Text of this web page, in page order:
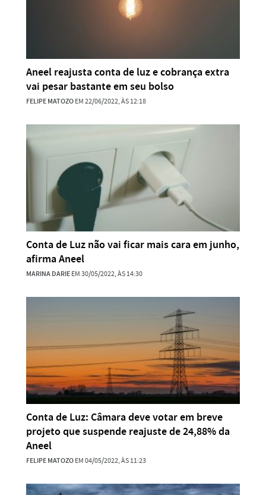
Aneel reajusta conta de luz e cobrança extra
vai pesar bastante em seu bolso
FELIPE MATOZOEM 22/06/2022, ÀS 12:18
Conta de Luz não vai ficar mais cara em junho,
afirma Aneel
MARINA DARIEEM 30/05/2022, ÀS 14:30
Conta de Luz: Câmara deve votar em breve
projeto que suspende reajuste de 24,88% da
Aneel
FELIPE MATOZOEM 04/05/2022, ÀS 11:23